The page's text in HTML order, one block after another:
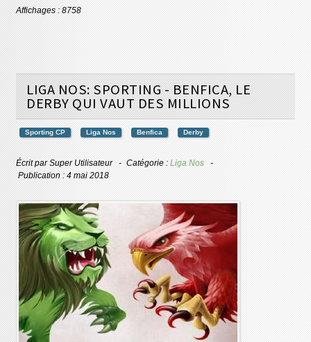
Affichages : 8758
LIGA NOS: SPORTING - BENFICA, LE
DERBY QUI VAUT DES MILLIONS
Sporting CP Liga Nos Benfica Derby
Écrit parSuper Utilisateur Catégorie :Liga Nos
Publication : 4 mai 2018